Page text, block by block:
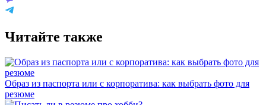
Читайте также
Образ из паспорта или с корпоратива: как выбрать фото для
резюме